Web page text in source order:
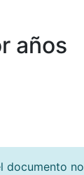
años
documento no